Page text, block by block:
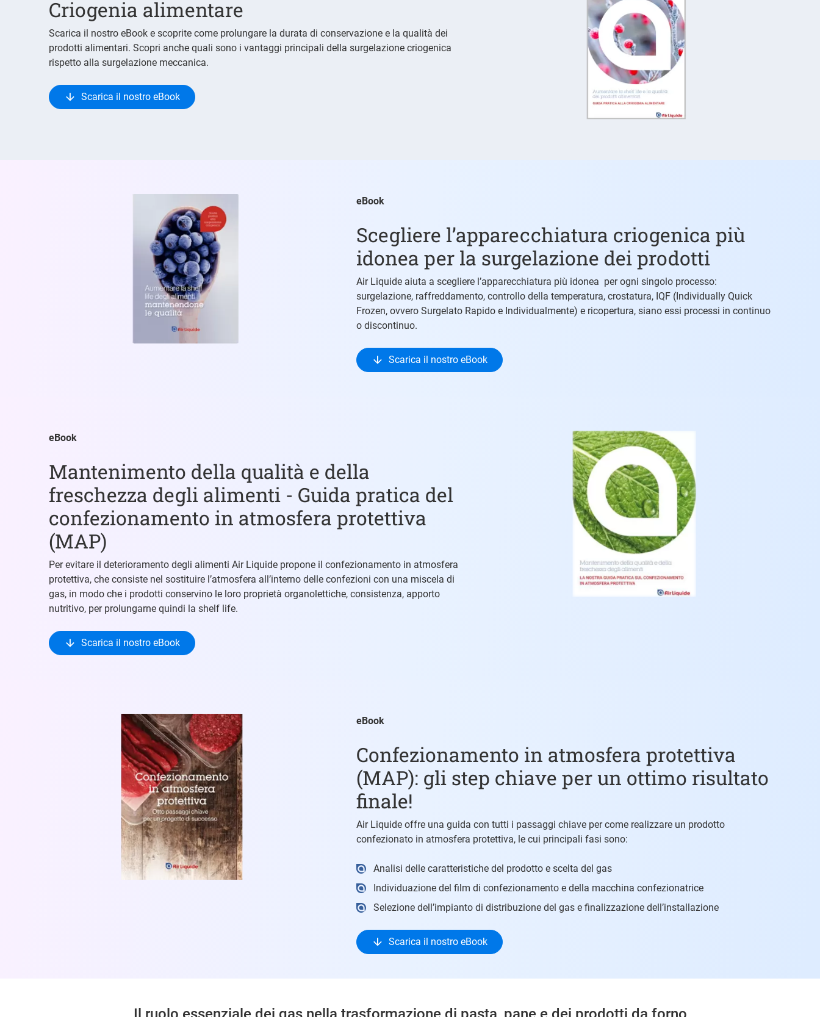
Criogenia alimentare
Scarica il nostro eBook e scoprite come prolungare la durata di conservazione e la qualità dei
prodotti alimentari. Scopri anche quali sono i vantaggi principali della surgelazione criogenica
rispetto alla surgelazione meccanica.
Scarica il nostro eBook
eBook
Scegliere l’apparecchiatura criogenica più
idonea per la surgelazione dei prodotti
Air Liquide aiuta a scegliere l’apparecchiatura più idonea per ogni singolo processo:
surgelazione, raffreddamento, controllo della temperatura, crostatura, IQF (Individually Quick
Frozen, ovvero Surgelato Rapido e Individualmente) e ricopertura, siano essi processi in continuo
o discontinuo.
Scarica il nostro eBook
eBook
Mantenimento della qualità e della
freschezza degli alimenti - Guida pratica del
confezionamento in atmosfera protettiva
(MAP)
Per evitare il deterioramento degli alimenti Air Liquide propone il confezionamento in atmosfera
protettiva, che consiste nel sostituire l’atmosfera all’interno delle confezioni con una miscela di
gas, in modo che i prodotti conservino le loro proprietà organolettiche, consistenza, apporto
nutritivo, per prolungarne quindi la shelf life.
Scarica il nostro eBook
eBook
Confezionamento in atmosfera protettiva
(MAP): gli step chiave per un ottimo risultato
finale!
Air Liquide offre una guida con tutti i passaggi chiave per come realizzare un prodotto
confezionato in atmosfera protettiva, le cui principali fasi sono:
Analisi delle caratteristiche del prodotto e scelta del gas
Individuazione del film di confezionamento e della macchina confezionatrice
Selezione dell’impianto di distribuzione del gas e finalizzazione dell’installazione
Scarica il nostro eBook